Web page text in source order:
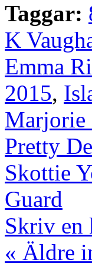
Taggar:
K
Emma
2015,
Marjorie
Pretty
Skottie
Guard
Skriv en
« Äldre